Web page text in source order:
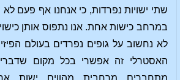
שתי ישויות נפרדות, כי אנחנו אף פעם לא
במרחב כישות אחת. אנו נתפוס אותן
לא נחשוב על גופים נפרדים בעולם
האסטרלי זה אפשרי בכל מקום
מתחברים מרחבית מהווים ישות